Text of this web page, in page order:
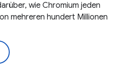
wie Chromium jeden
mehreren hundert Millionen